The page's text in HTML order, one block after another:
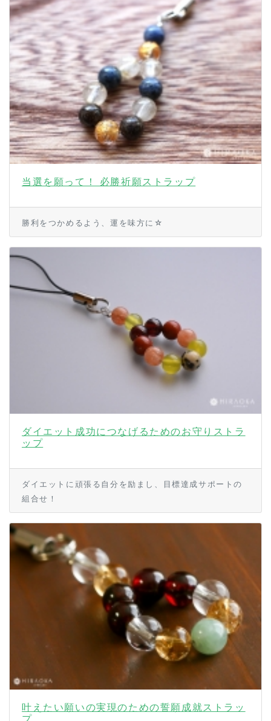
当選を願って！ 必勝祈願ストラップ
勝利をつかめるよう、運を味方に☆
ダイエット成功につなげるためのお守りストラ
ップ
ダイエットに頑張る自分を励まし、目標達成サポートの
組合せ！
叶えたい願いの実現のための誓願成就ストラッ
プ